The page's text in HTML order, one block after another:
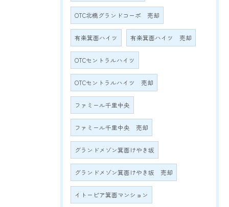
OTC北橋グランドコーポ 売却
有楽箕面ハイツ 有楽箕面ハイツ 売却
OTCセントラルハイツ
OTCセントラルハイツ 売却
ファミール千里中央
ファミール千里中央 売却
グランドメゾン箕面けやき坂
グランドメゾン箕面けやき坂 売却
イトーピア箕面マンション